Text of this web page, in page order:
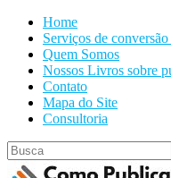
Home
Serviços de
Quem Somos
Nossos Livros sobre
Contato
Mapa do Site
Consultoria